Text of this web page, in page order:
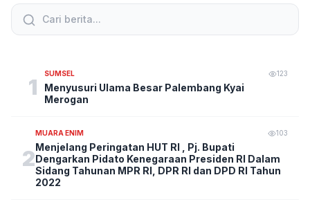
1
SUMSEL 123
Menyusuri Ulama Besar Palembang Kyai
Merogan
2
MUARA ENIM 103
Menjelang Peringatan HUT RI , Pj. Bupati
Dengarkan Pidato Kenegaraan Presiden RI Dalam
Sidang Tahunan MPR RI, DPR RI dan DPD RI Tahun
2022